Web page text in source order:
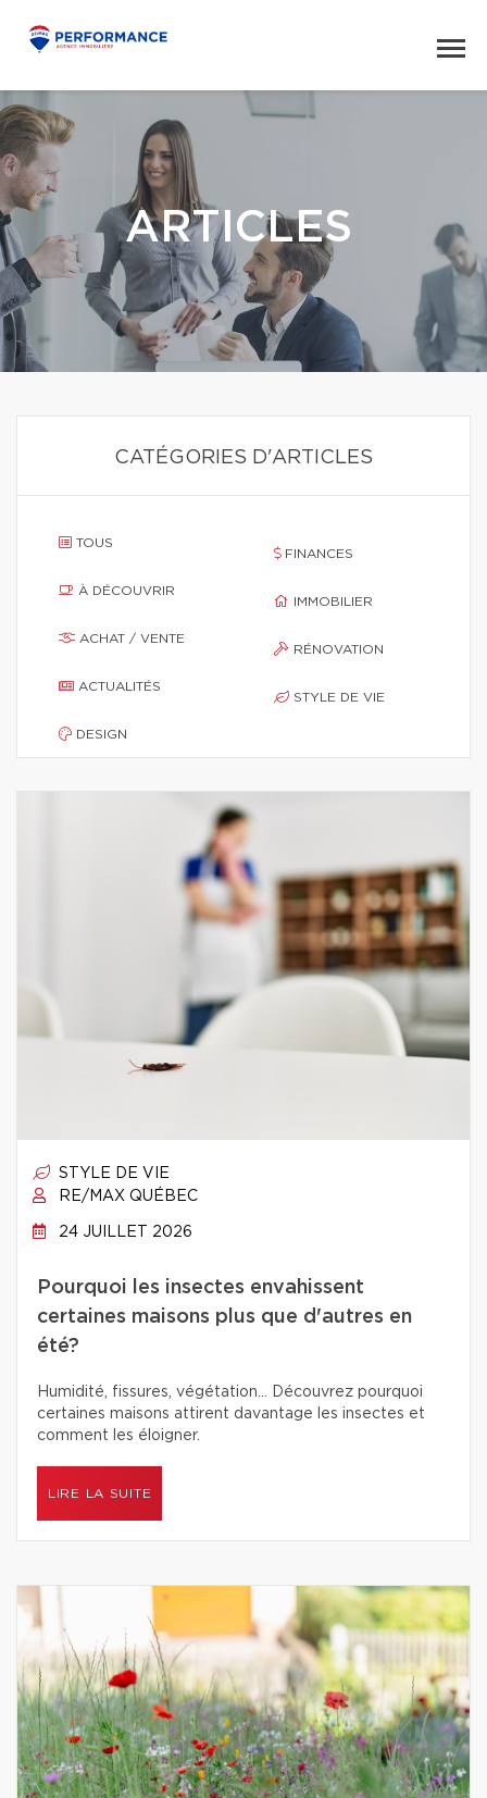
ARTICLES
CATÉGORIES D'ARTICLES
TOUS
À DÉCOUVRIR
ACHAT / VENTE
ACTUALITÉS
DESIGN
FINANCES
IMMOBILIER
RÉNOVATION
STYLE DE VIE
STYLE DE VIE
RE/MAX QUÉBEC
24 JUILLET 2026
Pourquoi les insectes envahissent
certaines maisons plus que d'autres en
été?
Humidité, fissures, végétation… Découvrez pourquoi
certaines maisons attirent davantage les insectes et
comment les éloigner.
LIRE LA SUITE